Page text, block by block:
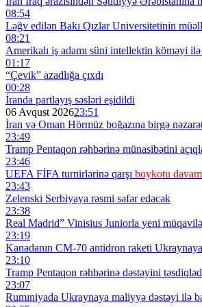
08:54
Ləğv edilən Bakı Qızlar Universitetinin
08:21
Amerikalı iş adamı süni intellektin köməyi
01:17
“Çevik” azadlığa çıxdı
00:28
İranda partlayış səsləri eşidildi
06 Avqust 202623:51
İran və Oman Hörmüz boğazına birgə
23:49
Tramp Pentaqon rəhbərinə münasibətini
23:46
UEFA FİFA turnirlərinə qarşı boykotu
23:43
Zelenski Serbiyaya rəsmi səfər edəcək
23:38
Real Madrid” Vinisius Juniorla yeni müqavilə
23:19
Kanadanın CM-70 antidron raketi
23:10
Tramp Pentaqon rəhbərinə dəstəyini
23:07
Rumıniyada Ukraynaya maliyyə dəstəyi ilə